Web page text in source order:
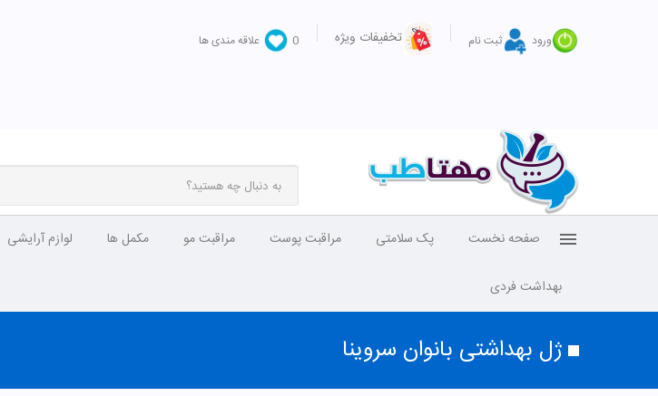
ورود ثبت نام تخفیفات ویژه 0 علاقه مندی ها
صفحه نخست پک سلامتی مراقبت پوست مراقبت مو مکمل ها لوازم آرایشی
بهداشت فردی
ژل بهداشتی بانوان سروینا